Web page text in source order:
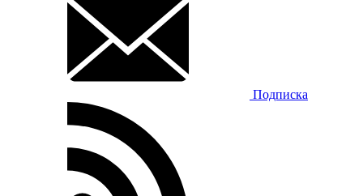
Подписка